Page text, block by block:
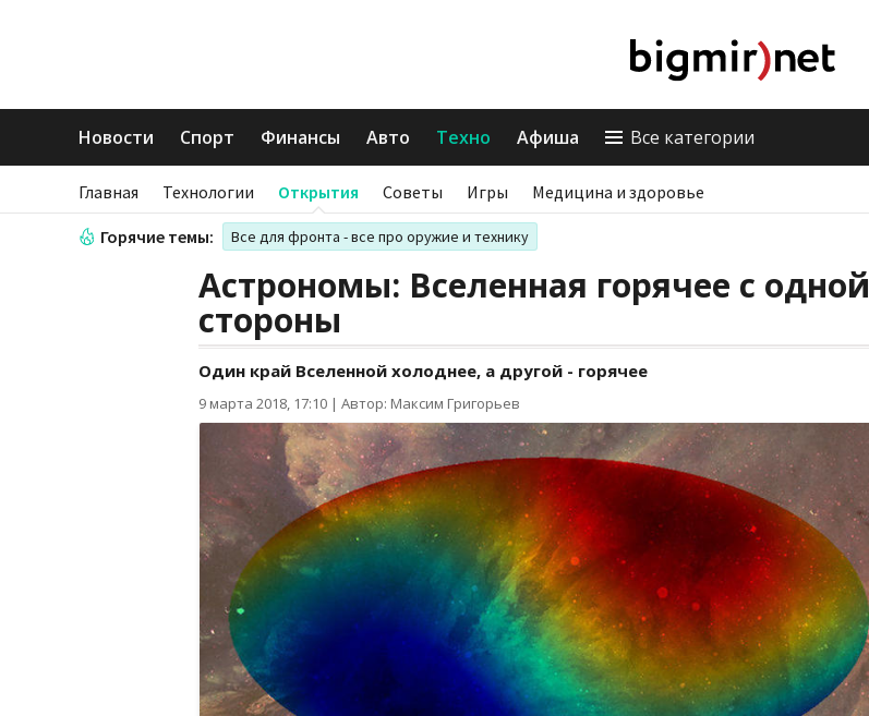
Новости Спорт Финансы Авто Техно Афиша Все категории
Главная Технологии Открытия Советы Игры Медицина и здоровье
Горячие темы: Все для фронта - все про оружие и технику
Астрономы: Вселенная горячее с одной
стороны
Один край Вселенной холоднее, а другой - горячее
9 марта 2018, 17:10 | Автор: Максим Григорьев